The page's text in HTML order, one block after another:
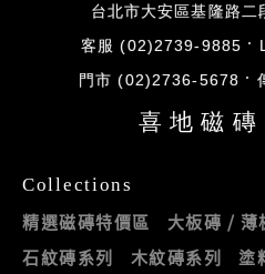
台北市大安區基隆路
客服 (02)2739-9885
門市 (02)2736-5678
喜地磁
Collections
精選磁磚特價區 大板磚 / 薄
石紋磚系列
木紋磚系列 塗